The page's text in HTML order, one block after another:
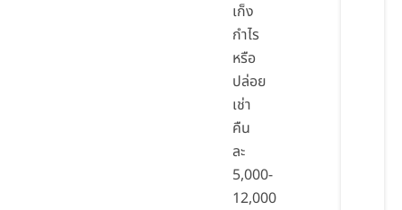
เก็ง
กำไร
หรือ
ปล่อย
เช่า
คืน
ละ
5,000-
12,000